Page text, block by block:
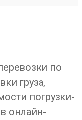
по
груза,
погрузки-
онлайн-